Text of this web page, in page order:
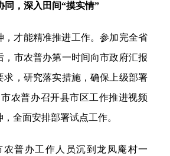
同，深入田间“摸实情”
，才能精准推进工作。参加完全省
，市农普办第一时间向市政府汇报
求，研究落实措施，确保上级部署
农普办召开县市区工作推进视频
全面安排部署试点工作。
农普办工作人员沉到龙凤庵村一